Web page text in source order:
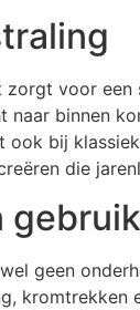
voor
binnen
bij
die
gebruik
geen